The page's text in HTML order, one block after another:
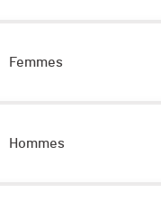
Femmes
Hommes